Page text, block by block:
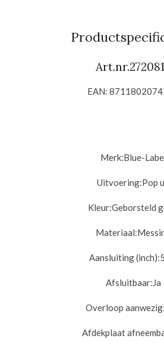
n
EAN:
Merk:Blue-
Uitvoering:Pop
Kleur:Geborsteld
Materiaal:
Aansluiting (inch):
Afsluitbaar:Ja
Overloop aanwezig:
Afdekplaat